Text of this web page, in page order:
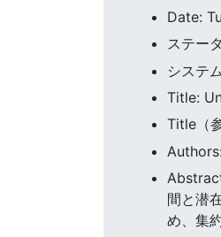
Date:
ステー
システ
Title:
Title（
間と潜
め、集